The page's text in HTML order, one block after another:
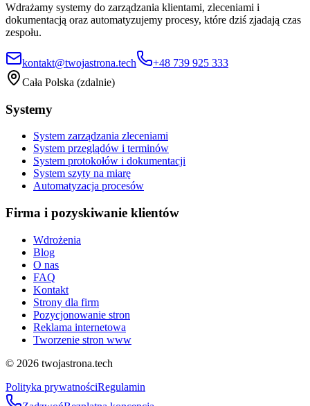
Wdrażamy systemy do zarządzania klientami, zleceniami i
dokumentacją oraz automatyzujemy procesy, które dziś zjadają czas
zespołu.
kontakt@twojastrona.tech
+48 739 925 333
Cała Polska (zdalnie)
Systemy
System zarządzania zleceniami
System przeglądów i terminów
System protokołów i dokumentacji
System szyty na miarę
Automatyzacja procesów
Firma i pozyskiwanie klientów
Wdrożenia
Blog
O nas
FAQ
Kontakt
Strony dla firm
Pozycjonowanie stron
Reklama internetowa
Tworzenie stron www
© 2026 twojastrona.tech
Polityka prywatnościRegulamin